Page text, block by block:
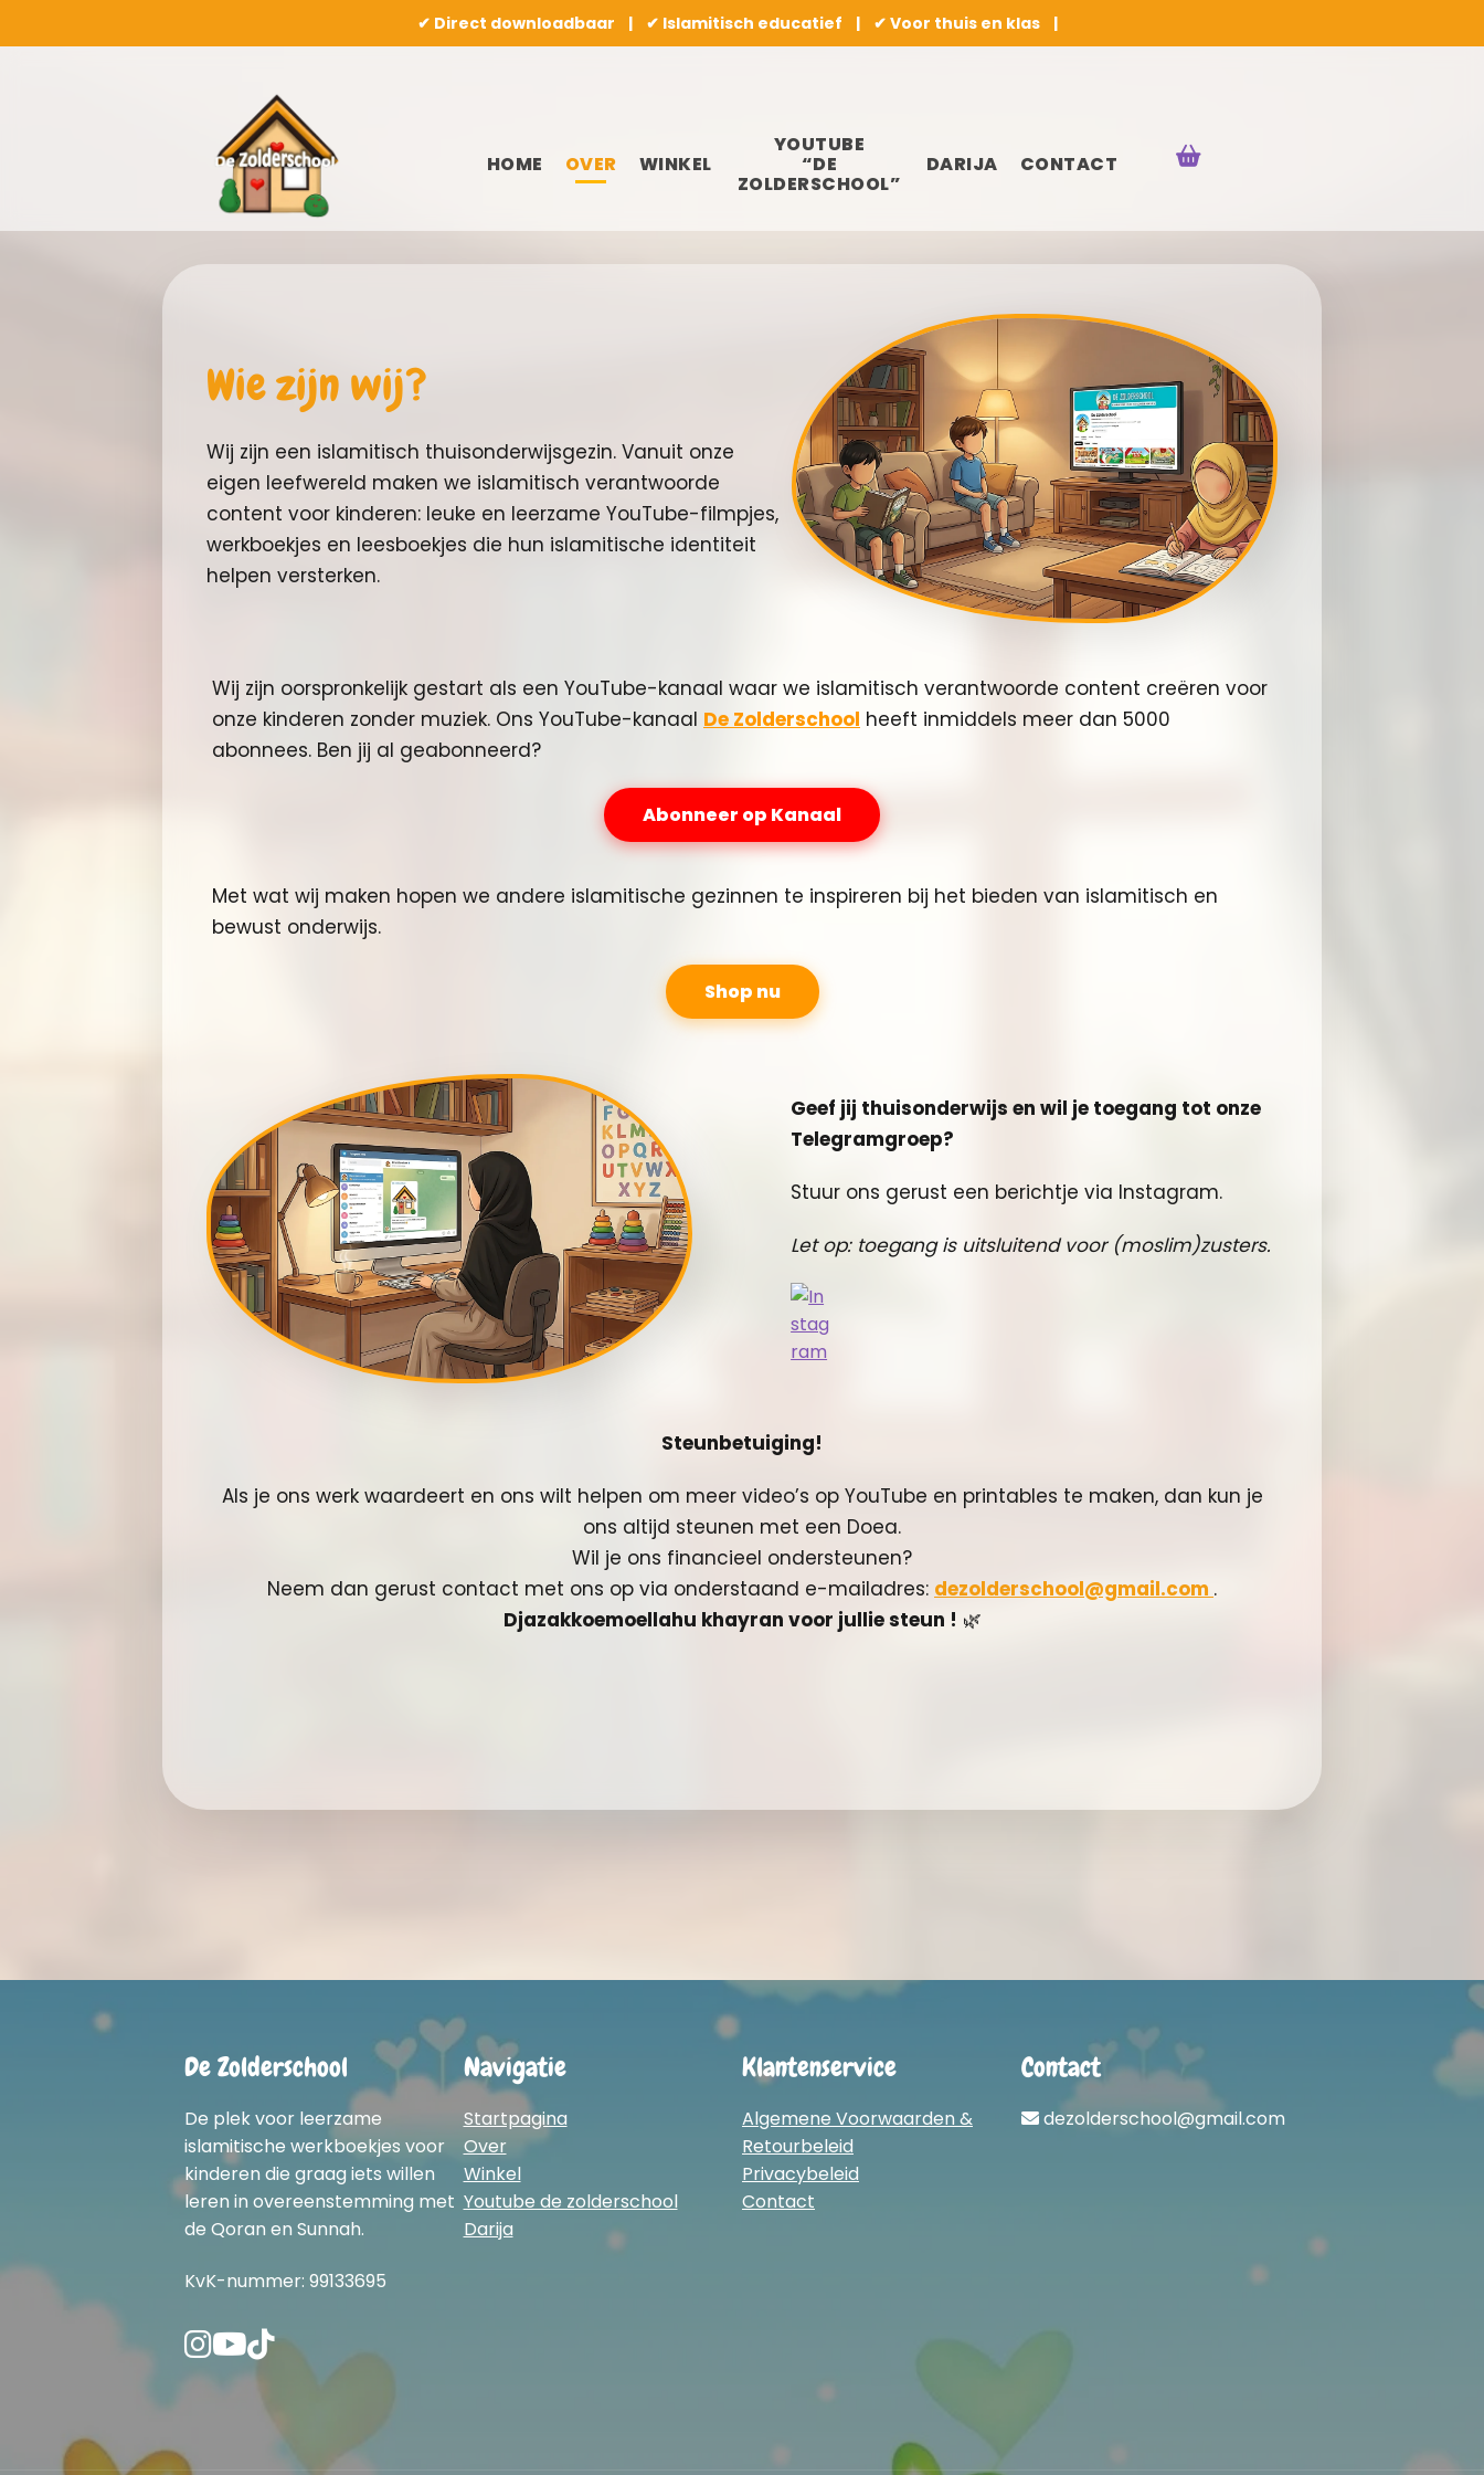
✔ Direct downloadbaar | ✔ Islamitisch educatief | ✔ Voor thuis en klas |
HOME OVER WINKEL
YOUTUBE
“DE
ZOLDERSCHOOL”
DARIJA CONTACT
Wie zijn wij?
Wij zijn een islamitisch thuisonderwijsgezin. Vanuit onze
eigen leefwereld maken we islamitisch verantwoorde
content voor kinderen: leuke en leerzame YouTube-filmpjes,
werkboekjes en leesboekjes die hun islamitische identiteit
helpen versterken.
Wij zijn oorspronkelijk gestart als een YouTube-kanaal waar we islamitisch verantwoorde content creëren voor
onze kinderen zonder muziek. Ons YouTube-kanaal De Zolderschool heeft inmiddels meer dan 5000
abonnees. Ben jij al geabonneerd?
Abonneer op Kanaal
Met wat wij maken hopen we andere islamitische gezinnen te inspireren bij het bieden van islamitisch en
bewust onderwijs.
Shop nu
Geef jij thuisonderwijs en wil je toegang tot onze
Telegramgroep?
Stuur ons gerust een berichtje via Instagram.
Let op: toegang is uitsluitend voor (moslim)zusters.
Steunbetuiging!
Als je ons werk waardeert en ons wilt helpen om meer video’s op YouTube en printables te maken, dan kun je
ons altijd steunen met een Doea.
Wil je ons financieel ondersteunen?
Neem dan gerust contact met ons op via onderstaand e-mailadres: dezolderschool@gmail.com .
Djazakkoemoellahu khayran voor jullie steun ! 🌿
De Zolderschool
De plek voor leerzame
islamitische werkboekjes voor
kinderen die graag iets willen
leren in overeenstemming met
de Qoran en Sunnah.
KvK-nummer: 99133695
Navigatie
Startpagina
Over
Winkel
Youtube de zolderschool
Darija
Klantenservice
Algemene Voorwaarden &
Retourbeleid
Privacybeleid
Contact
Contact
dezolderschool@gmail.com